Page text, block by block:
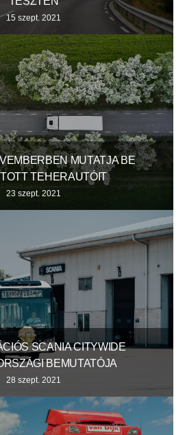
15 szept. 2021
MUTATJA BE
TEHERAUTÓIT
23 szept. 2021
SCANIA CITYWIDE
BEMUTATÓJA
28 szept. 2021